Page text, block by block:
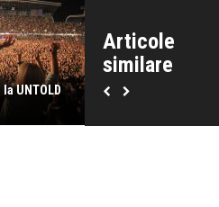
Articole
similare
UNTOLD
Alice Năstase Buciuta
Ca primavara